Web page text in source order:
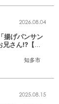
知多市
2026.08.04
揚げパンサン
兄さん!?【ち
2025.08.15